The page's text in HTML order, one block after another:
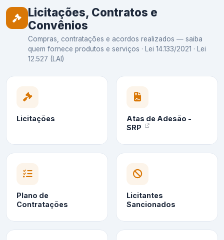
Licitações, Contratos e
Convênios
Compras, contratações e acordos realizados — saiba
quem fornece produtos e serviços · Lei 14.133/2021 · Lei
12.527 (LAI)
Licitações
Atas de Adesão -
SRP
Plano de
Contratações
Licitantes
Sancionados